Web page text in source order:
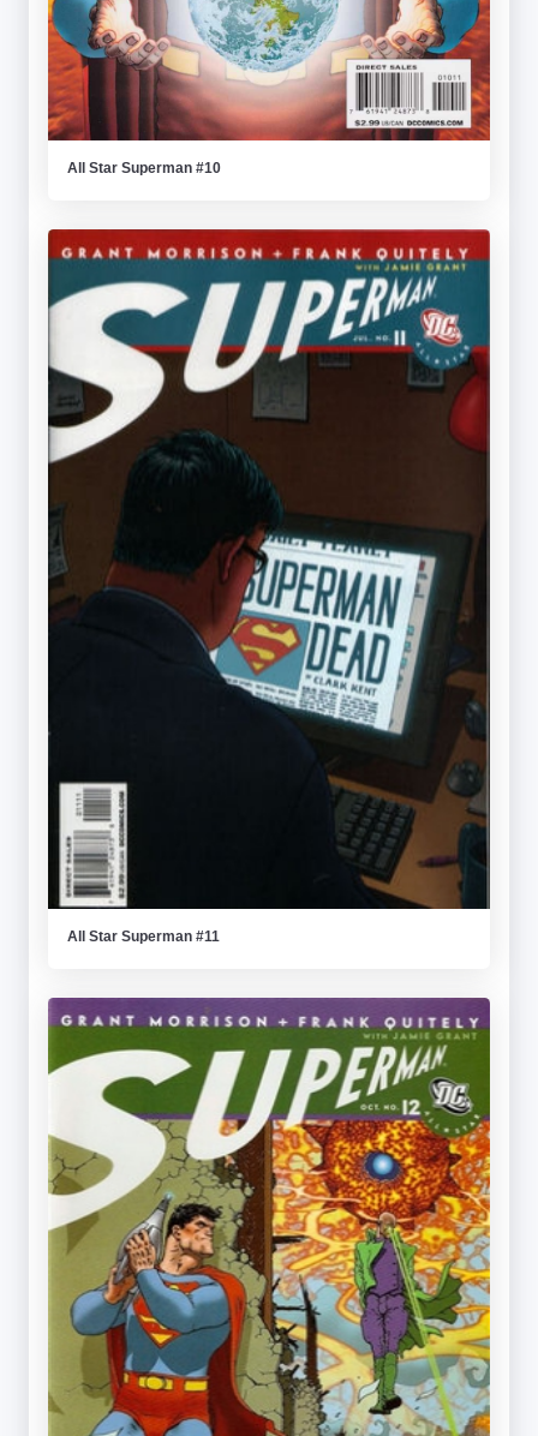
All Star Superman #10
All Star Superman #11